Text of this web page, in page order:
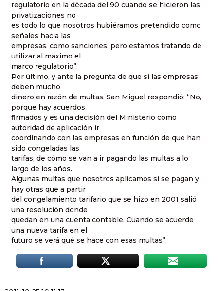
regulatorio en la década del 90 cuando se hicieron las
privatizaciones no
es todo lo que nosotros hubiéramos pretendido como
señales hacia las
empresas, como sanciones, pero estamos tratando de
utilizar al máximo el
marco regulatorio”.
Por último, y ante la pregunta de que si las empresas
deben mucho
dinero en razón de multas, San Miguel respondió: “No,
porque hay acuerdos
firmados y es una decisión del Ministerio como
autoridad de aplicación ir
coordinando con las empresas en función de que han
sido congeladas las
tarifas, de cómo se van a ir pagando las multas a lo
largo de los años.
Algunas multas que nosotros aplicamos sí se pagan y
hay otras que a partir
del congelamiento tarifario que se hizo en 2001 salió
una resolución donde
quedan en una cuenta contable. Cuando se acuerde
una nueva tarifa en el
futuro se verá qué se hace con esas multas”.